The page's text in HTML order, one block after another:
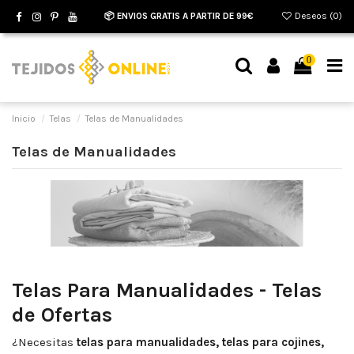
📦 ENVIOS GRATIS A PARTIR DE 99€ Deseos (0)
0
Inicio Telas Telas de Manualidades
Telas de Manualidades
Telas Para Manualidades - Telas
de Ofertas
¿Necesitas telas para manualidades, telas para cojines,